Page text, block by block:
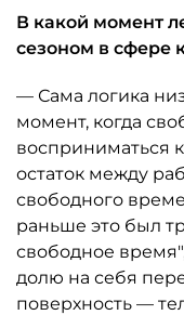
В какой момент
сезоном в сфере
— Сама логика
момент, когда
восприниматься
остаток между
свободного
раньше это был
свободное
долю на себя
поверхность —